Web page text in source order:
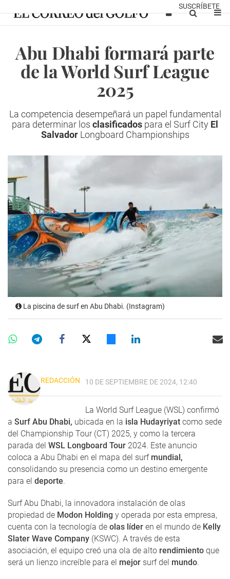
SUSCRÍBETE
Abu Dhabi formará parte
de la World Surf League
2025
La competencia desempeñará un papel fundamental
para determinar los clasificados para el Surf City El
SalvadorLongboard Championships
La piscina de surf en Abu Dhabi. (Instagram)
REDACCIÓN 10 DE SEPTIEMBRE DE 2024, 12:40
La World Surf League (WSL) confirmó
a Surf Abu Dhabi, ubicada en la isla Hudayriyat como sede
del Championship Tour (CT) 2025, y como la tercera
parada del WSL Longboard Tour 2024. Este anuncio
coloca a Abu Dhabi en el mapa del surf mundial,
consolidando su presencia como un destino emergente
para el deporte.
Surf Abu Dhabi, la innovadora instalación de olas
propiedad de Modon Holding y operada por esta empresa,
cuenta con la tecnología de olas líder en el mundo de Kelly
Slater Wave Company (KSWC). A través de esta
asociación, el equipo creó una ola de alto rendimiento que
será un lienzo increíble para el mejor surf del mundo.